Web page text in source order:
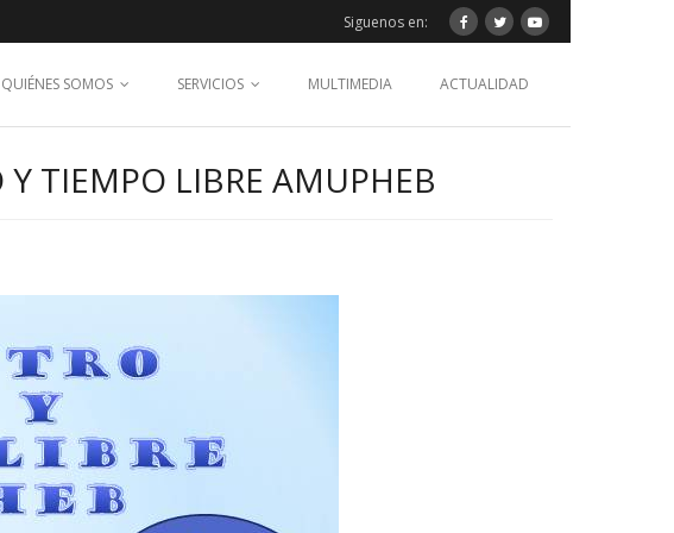
Siguenos en:
QUIÉNES SOMOS SERVICIOS MULTIMEDIA ACTUALIDAD
TIEMPO LIBRE AMUPHEB